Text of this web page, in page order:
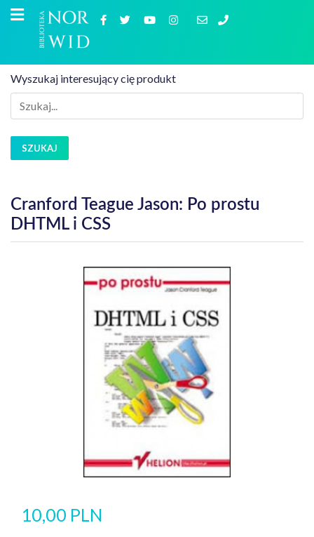
Wyszukaj interesujący cię produkt
SZUKAJ
Cranford Teague Jason: Po prostu
DHTML i CSS
10,00 PLN